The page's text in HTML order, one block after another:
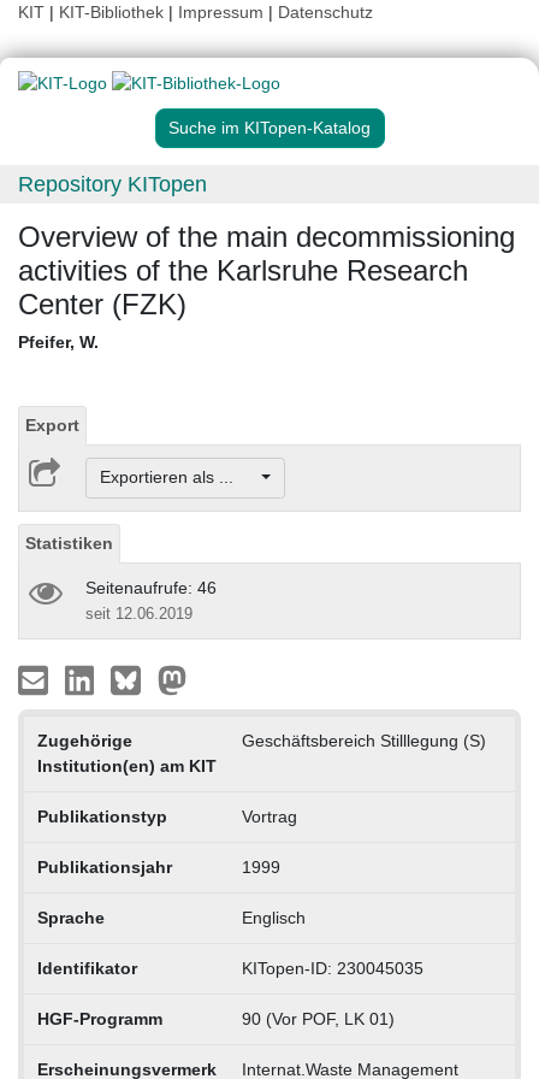
KIT | KIT-Bibliothek | Impressum | Datenschutz
Suche im KITopen-Katalog
Repository KITopen
Overview of the main decommissioning
activities of the Karlsruhe Research
Center (FZK)
Pfeifer, W.
Export
Exportieren als ...
Statistiken
Seitenaufrufe: 46
seit 12.06.2019
Zugehörige
Institution(en) am KIT
Geschäftsbereich Stilllegung (S)
Publikationstyp Vortrag
Publikationsjahr 1999
Sprache Englisch
Identifikator KITopen-ID: 230045035
HGF-Programm 90 (Vor POF, LK 01)
Erscheinungsvermerk Internat.Waste Management